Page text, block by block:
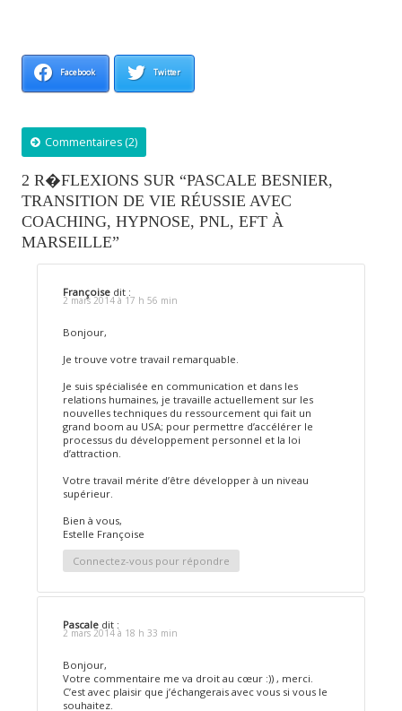
Facebook Twitter
Commentaires (2)
2 R�FLEXIONS SUR “PASCALE BESNIER,
TRANSITION DE VIE RÉUSSIE AVEC
COACHING, HYPNOSE, PNL, EFT À
MARSEILLE”
Françoise dit :
2 mars 2014 à 17 h 56 min
Bonjour,
Je trouve votre travail remarquable.
Je suis spécialisée en communication et dans les
relations humaines, je travaille actuellement sur les
nouvelles techniques du ressourcement qui fait un
grand boom au USA; pour permettre d’accélérer le
processus du développement personnel et la loi
d’attraction.
Votre travail mérite d’être développer à un niveau
supérieur.
Bien à vous,
Estelle Françoise
Connectez-vous pour répondre
Pascale dit :
2 mars 2014 à 18 h 33 min
Bonjour,
Votre commentaire me va droit au cœur :)) , merci.
C’est avec plaisir que j’échangerais avec vous si vous le
souhaitez.